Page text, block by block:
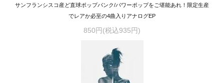
サンフランシスコ産ど直球ポップパンク/パワーポップをご堪能あれ！限定生産
でレアか必至の4曲入りアナログEP
850円(税込935円)